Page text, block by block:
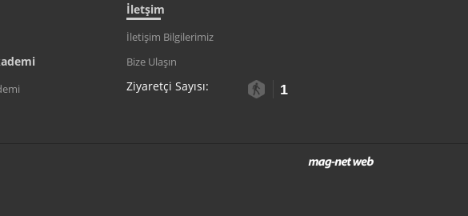
İletşim
İletişim Bilgilerimiz
Bize Ulaşın
Ziyaretçi Sayısı: 1